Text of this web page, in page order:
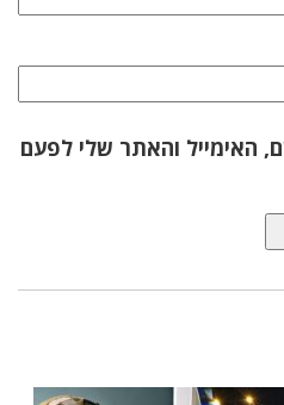
האימייל והאתר שלי לפעם